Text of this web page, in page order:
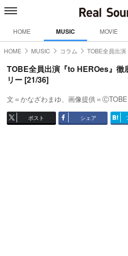
HOME MUSIC MOVIE
HOME MUSIC コラム TOBE全員出演
TOBE全員出演『to HEROes』
リー [21/36]
文＝かなざわまゆ、画像提供＝
ポスト シェア